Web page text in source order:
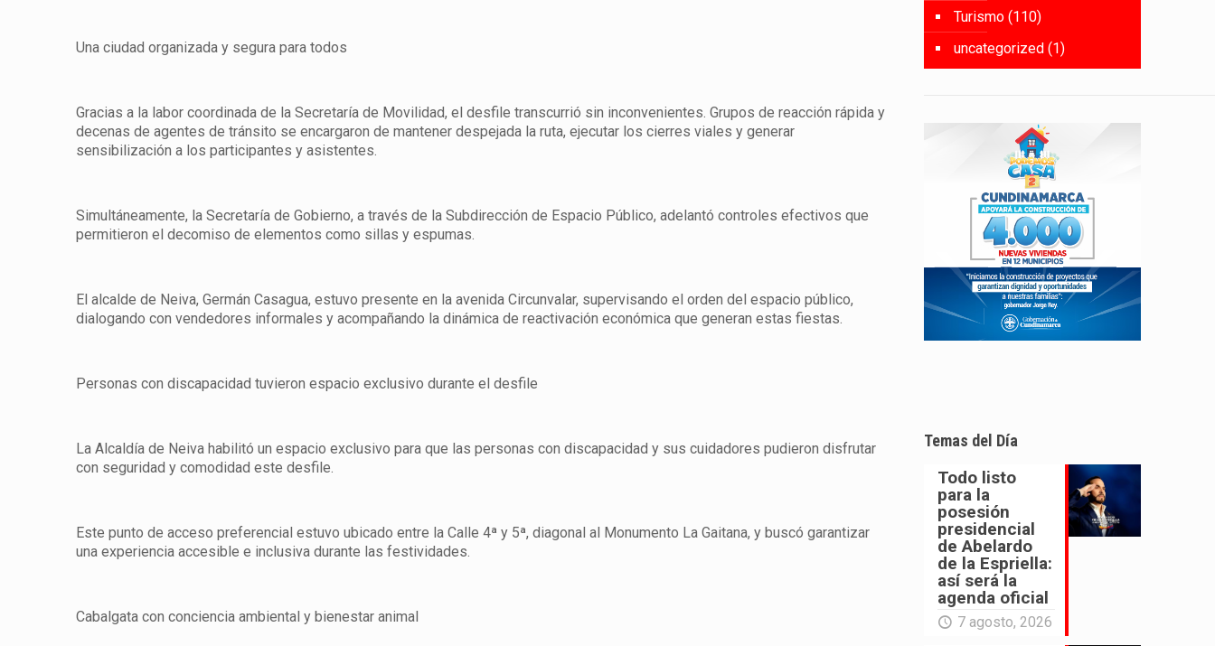
Una ciudad organizada y segura para todos
Gracias a la labor coordinada de la Secretaría de Movilidad, el desfile transcurrió sin inconvenientes. Grupos de reacción rápida y
decenas de agentes de tránsito se encargaron de mantener despejada la ruta, ejecutar los cierres viales y generar
sensibilización a los participantes y asistentes.
Simultáneamente, la Secretaría de Gobierno, a través de la Subdirección de Espacio Público, adelantó controles efectivos que
permitieron el decomiso de elementos como sillas y espumas.
El alcalde de Neiva, Germán Casagua, estuvo presente en la avenida Circunvalar, supervisando el orden del espacio público,
dialogando con vendedores informales y acompañando la dinámica de reactivación económica que generan estas fiestas.
Personas con discapacidad tuvieron espacio exclusivo durante el desfile
La Alcaldía de Neiva habilitó un espacio exclusivo para que las personas con discapacidad y sus cuidadores pudieron disfrutar
con seguridad y comodidad este desfile.
Este punto de acceso preferencial estuvo ubicado entre la Calle 4ª y 5ª, diagonal al Monumento La Gaitana, y buscó garantizar
una experiencia accesible e inclusiva durante las festividades.
Cabalgata con conciencia ambiental y bienestar animal
Turismo (110)
uncategorized (1)
Temas del Día
Todo listo
para la
posesión
presidencial
de Abelardo
de la Espriella:
así será la
agenda oficial
7 agosto, 2026